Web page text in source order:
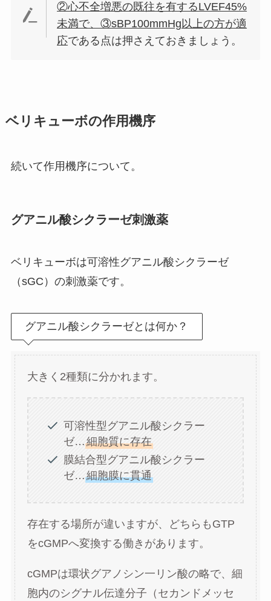
②心不全増悪の既往を有するLVEF45%
未満で、③sBP100mmHg以上の方が適
応である点は押さえておきましょう。
ベリキューボの作用機序
続いて作用機序について。
グアニル酸シクラーゼ刺激薬
ベリキューボは可溶性グアニル酸シクラーゼ
（sGC）の刺激薬です。
グアニル酸シクラーゼとは何か？
大きく2種類に分かれます。
可溶性型グアニル酸シクラー
ゼ… 細胞質に存在
膜結合型グアニル酸シクラー
ゼ… 細胞膜に貫通
存在する場所が違いますが、どちらもGTP
をcGMPへ変換する働きがあります。
cGMPは環状グアノシン一リン酸の略で、細
胞内のシグナル伝達分子（セカンドメッセ